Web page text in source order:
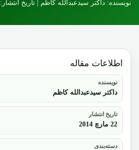
نویسنده: داکتر سیدعبدالله کاظم | تاریخ انتشار: 22 مارچ 2014
اطلاعات مقاله
نویسنده
داکتر سیدعبدالله کاظم
تاریخ انتشار
22 مارچ 2014
دسته‌بندی